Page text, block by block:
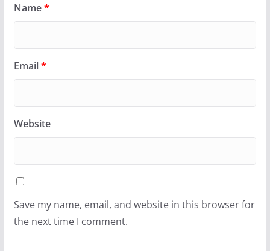
Name*
Email*
Website
Save my name, email, and website in this browser for
the next time I comment.